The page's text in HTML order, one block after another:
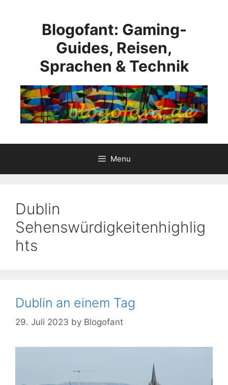
Blogofant: Gaming-
Guides, Reisen,
Sprachen & Technik
Menu
Dublin
Sehenswürdigkeitenhighlig
hts
Dublin an einem Tag
29. Juli 2023 by Blogofant